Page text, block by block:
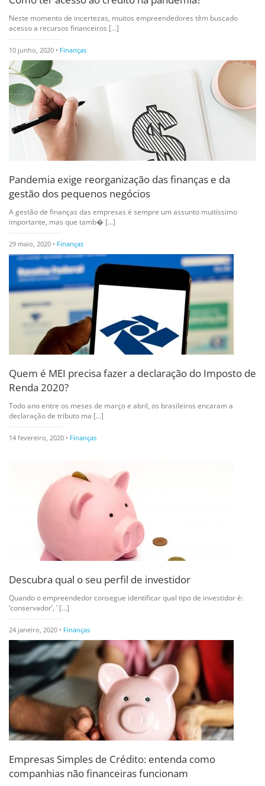
Neste momento de incertezas, muitos empreendedores têm buscado
acesso a recursos financeiros [...]
10 junho, 2020 • Finanças
Pandemia exige reorganização das finanças e da
gestão dos pequenos negócios
A gestão de finanças das empresas é sempre um assunto muitíssimo
importante, mas que tamb� [...]
29 maio, 2020 • Finanças
Quem é MEI precisa fazer a declaração do Imposto de
Renda 2020?
Todo ano entre os meses de março e abril, os brasileiros encaram a
declaração de tributo ma [...]
14 fevereiro, 2020 • Finanças
Descubra qual o seu perfil de investidor
Quando o empreendedor consegue identificar qual tipo de investidor é:
‘conservador’, ‘ [...]
24 janeiro, 2020 • Finanças
Empresas Simples de Crédito: entenda como
companhias não financeiras funcionam